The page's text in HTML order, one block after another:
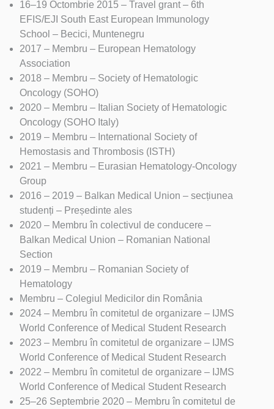
16–19 Octombrie 2015 – Travel grant – 6th
EFIS/EJI South East European Immunology
School – Becici, Muntenegru
2017 – Membru – European Hematology
Association
2018 – Membru – Society of Hematologic
Oncology (SOHO)
2020 – Membru – Italian Society of Hematologic
Oncology (SOHO Italy)
2019 – Membru – International Society of
Hemostasis and Thrombosis (ISTH)
2021 – Membru – Eurasian Hematology-Oncology
Group
2016 – 2019 – Balkan Medical Union – secțiunea
studenți – Președinte ales
2020 – Membru în colectivul de conducere –
Balkan Medical Union – Romanian National
Section
2019 – Membru – Romanian Society of
Hematology
Membru – Colegiul Medicilor din România
2024 – Membru în comitetul de organizare – IJMS
World Conference of Medical Student Research
2023 – Membru în comitetul de organizare – IJMS
World Conference of Medical Student Research
2022 – Membru în comitetul de organizare – IJMS
World Conference of Medical Student Research
25–26 Septembrie 2020 – Membru în comitetul de